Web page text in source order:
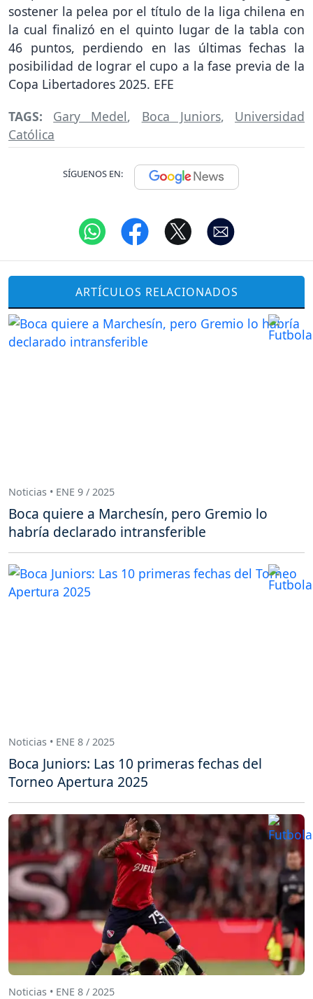
sostener la pelea por el título de la liga chilena en
la cual finalizó en el quinto lugar de la tabla con
46 puntos, perdiendo en las últimas fechas la
posibilidad de lograr el cupo a la fase previa de la
Copa Libertadores 2025. EFE
TAGS: Gary Medel, Boca Juniors, Universidad
Católica
SÍGUENOS EN:
ARTÍCULOS RELACIONADOS
Noticias • ENE 9 / 2025
Boca quiere a Marchesín, pero Gremio lo
habría declarado intransferible
Noticias • ENE 8 / 2025
Boca Juniors: Las 10 primeras fechas del
Torneo Apertura 2025
Noticias • ENE 8 / 2025